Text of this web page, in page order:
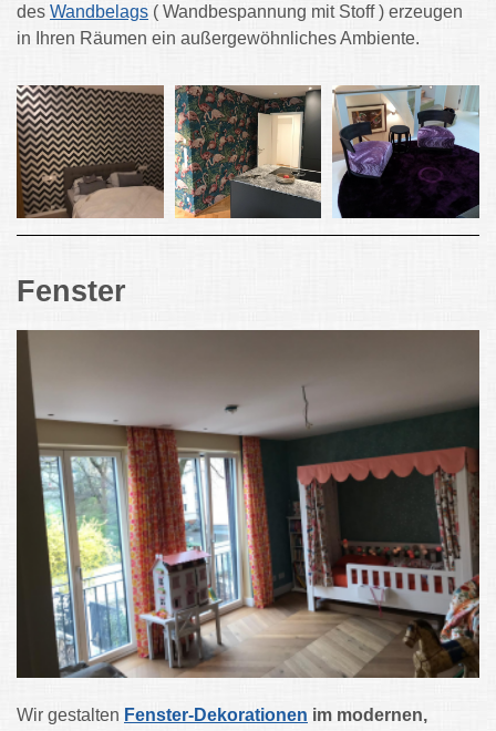
des Wandbelags ( Wandbespannung mit Stoff ) erzeugen
in Ihren Räumen ein außergewöhnliches Ambiente.
Fenster
Wir gestalten Fenster-Dekorationen im modernen,